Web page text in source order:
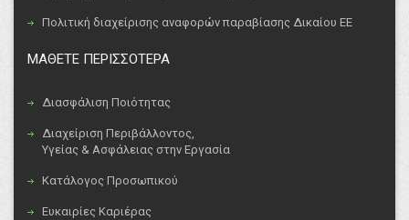
Πολιτική διαχείρισης αναφορών παραβίασης Δικαίου ΕΕ
ΜΑΘΕΤΕ ΠΕΡΙΣΣΟΤΕΡΑ
Διασφάλιση Ποιότητας
Διαχείριση Περιβάλλοντος,
Υγείας & Ασφάλειας στην Εργασία
Κατάλογος Προσωπικού
Ευκαιρίες Καριέρας